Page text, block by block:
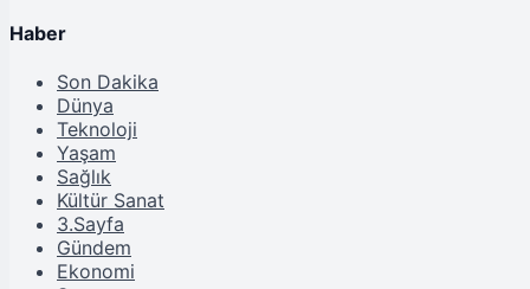
Haber
Son Dakika
Dünya
Teknoloji
Yaşam
Sağlık
Kültür Sanat
3.Sayfa
Gündem
Ekonomi